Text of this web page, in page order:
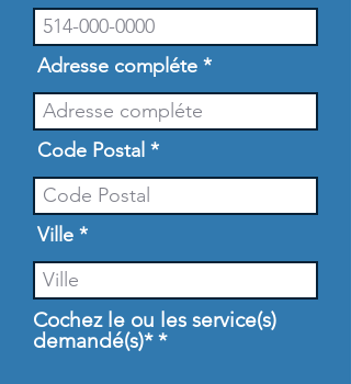
Adresse compléte
Code Postal
Ville
Cochez le ou les service(s)
demandé(s)* *O